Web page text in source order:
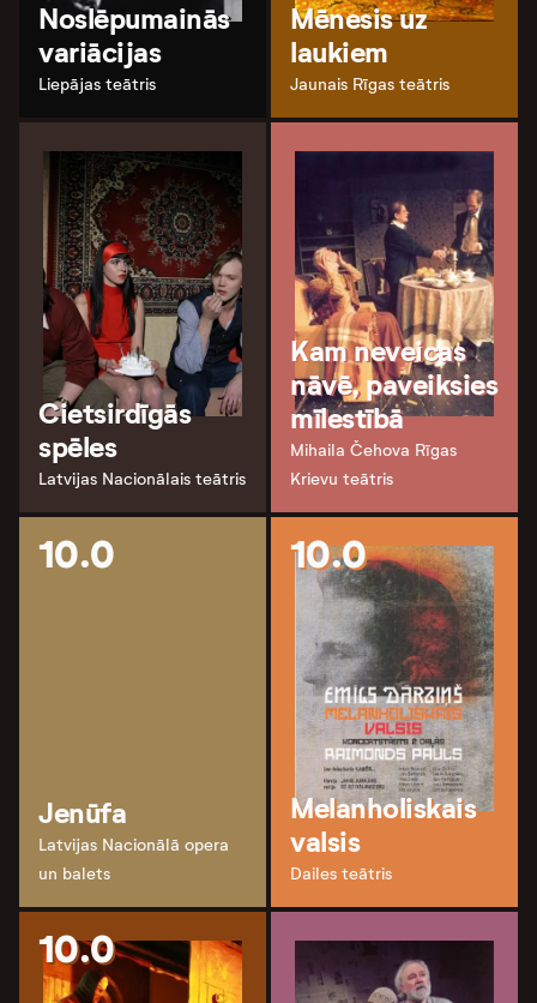
Noslēpumainās
variācijas
Liepājas teātris
Mēnesis uz
laukiem
Jaunais Rīgas teātris
Cietsirdīgās
spēles
Latvijas Nacionālais teātris
Kam neveicas
nāvē, paveiksies
mīlestībā
Mihaila Čehova Rīgas
Krievu teātris
10.0
Jenūfa
Latvijas Nacionālā opera
un balets
10.0
Melanholiskais
valsis
Dailes teātris
10.0